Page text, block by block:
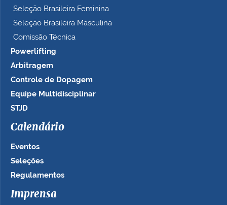
Seleção Brasileira Feminina
Seleção Brasileira Masculina
Comissão Técnica
Powerlifting
Arbitragem
Controle de Dopagem
Equipe Multidisciplinar
STJD
Calendário
Eventos
Seleções
Regulamentos
Imprensa